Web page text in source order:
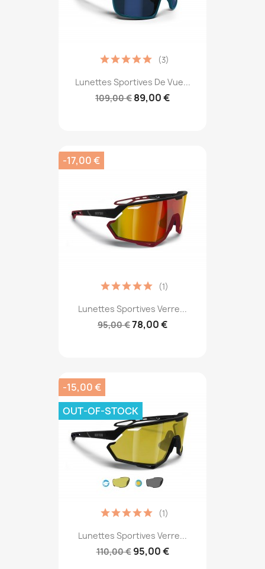
Lunettes Sportives De Vue...
109,00 € 89,00 €
(3)
Lunettes Sportives Verre...
95,00 €78,00 €
(1)
-17,00 €
Lunettes Sportives Verre...
110,00 € 95,00 €
(1)
-15,00 €
OUT-OF-STOCK